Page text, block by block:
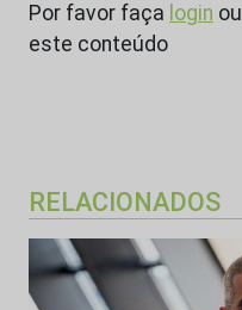
Por favor faça login ou
este conteúdo
RELACIONADOS